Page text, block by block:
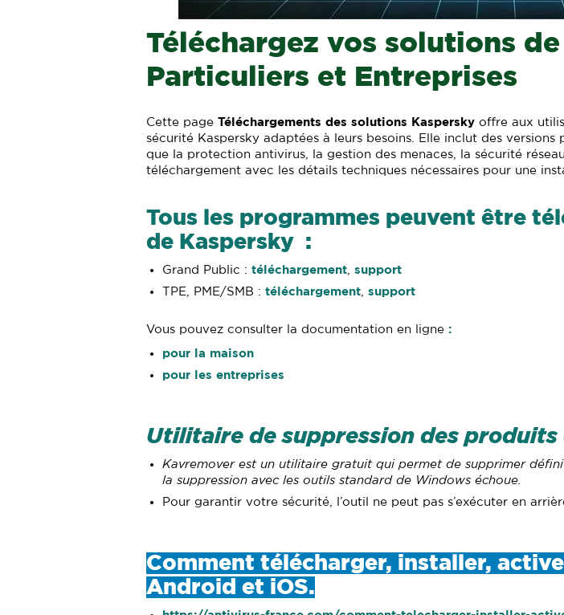
Téléchargez vos solutions
Particuliers et Entreprises
Cette page Téléchargements des solutions Kaspersky offre aux
sécurité Kaspersky adaptées à leurs besoins. Elle inclut des
que la protection antivirus, la gestion des menaces, la sécurité
téléchargement avec les détails techniques nécessaires pour une
Tous les programmes peuvent être
de Kaspersky :
Grand Public : téléchargement, support
TPE, PME/SMB : téléchargement, support
Vous pouvez consulter la documentation en ligne :
pour la maison
pour les entreprises
Utilitaire de suppression des produits
Kavremover est un utilitaire gratuit qui permet de supprimer
la suppression avec les outils standard de Windows échoue.
Pour garantir votre sécurité, l’outil ne peut pas s’exécuter en
Comment télécharger, installer,
Android et iOS.